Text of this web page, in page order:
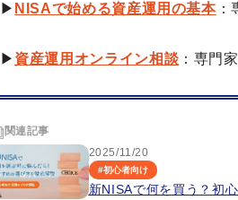
▶ NISAで始める資産運用の基本：
▶ 資産運用オンライン相談 ：専門
関連記事
2025/11/20
#初心者向け
新NISAで何を買う？初